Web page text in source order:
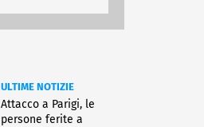
ULTIME NOTIZIE
Attacco a Parigi, le
persone ferite a